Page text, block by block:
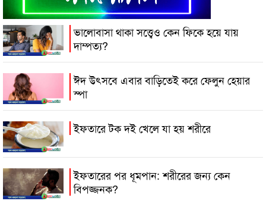
ভালোবাসা থাকা সত্ত্বেও কেন ফিকে হয়ে যায়
দাম্পত্য?
ঈদ উৎসবে এবার বাড়িতেই করে ফেলুন হেয়ার
স্পা
ইফতারে টক দই খেলে যা হয় শরীরে
ইফতারের পর ধূমপান: শরীরের জন্য কেন
বিপজ্জনক?